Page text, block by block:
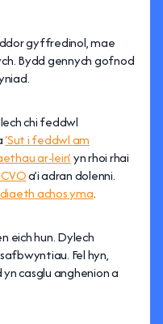
gyffredinol, mae
Bydd gennych gofnod
chi feddwl
‘Sut i feddwl am
ar-lein’yn rhoi rhai
a’i adran dolenni.
achos yma.
eich hun. Dylech
Fel hyn,
casglu anghenion a